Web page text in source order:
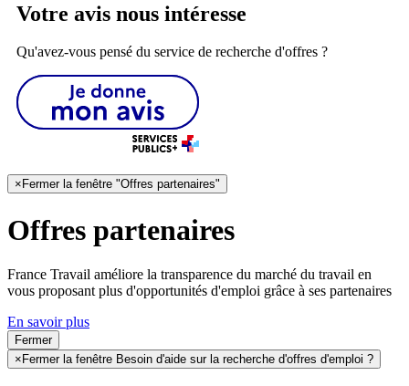
Votre avis nous intéresse
Qu'avez-vous pensé du service de recherche d'offres ?
× Fermer la fenêtre "Offres partenaires"
Offres partenaires
France Travail améliore la transparence du marché du travail en
vous proposant plus d'opportunités d'emploi grâce à ses partenaires
En savoir plus
Fermer
× Fermer la fenêtre Besoin d'aide sur la recherche d'offres d'emploi ?